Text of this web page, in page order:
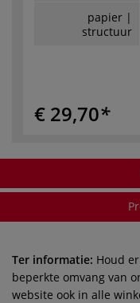
papier |
structuur
€ 29,70
Ter informatie: Houd
beperkte omvang van
website ook in alle